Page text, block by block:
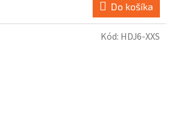
Do košíka
Kód: HDJ6-XXS